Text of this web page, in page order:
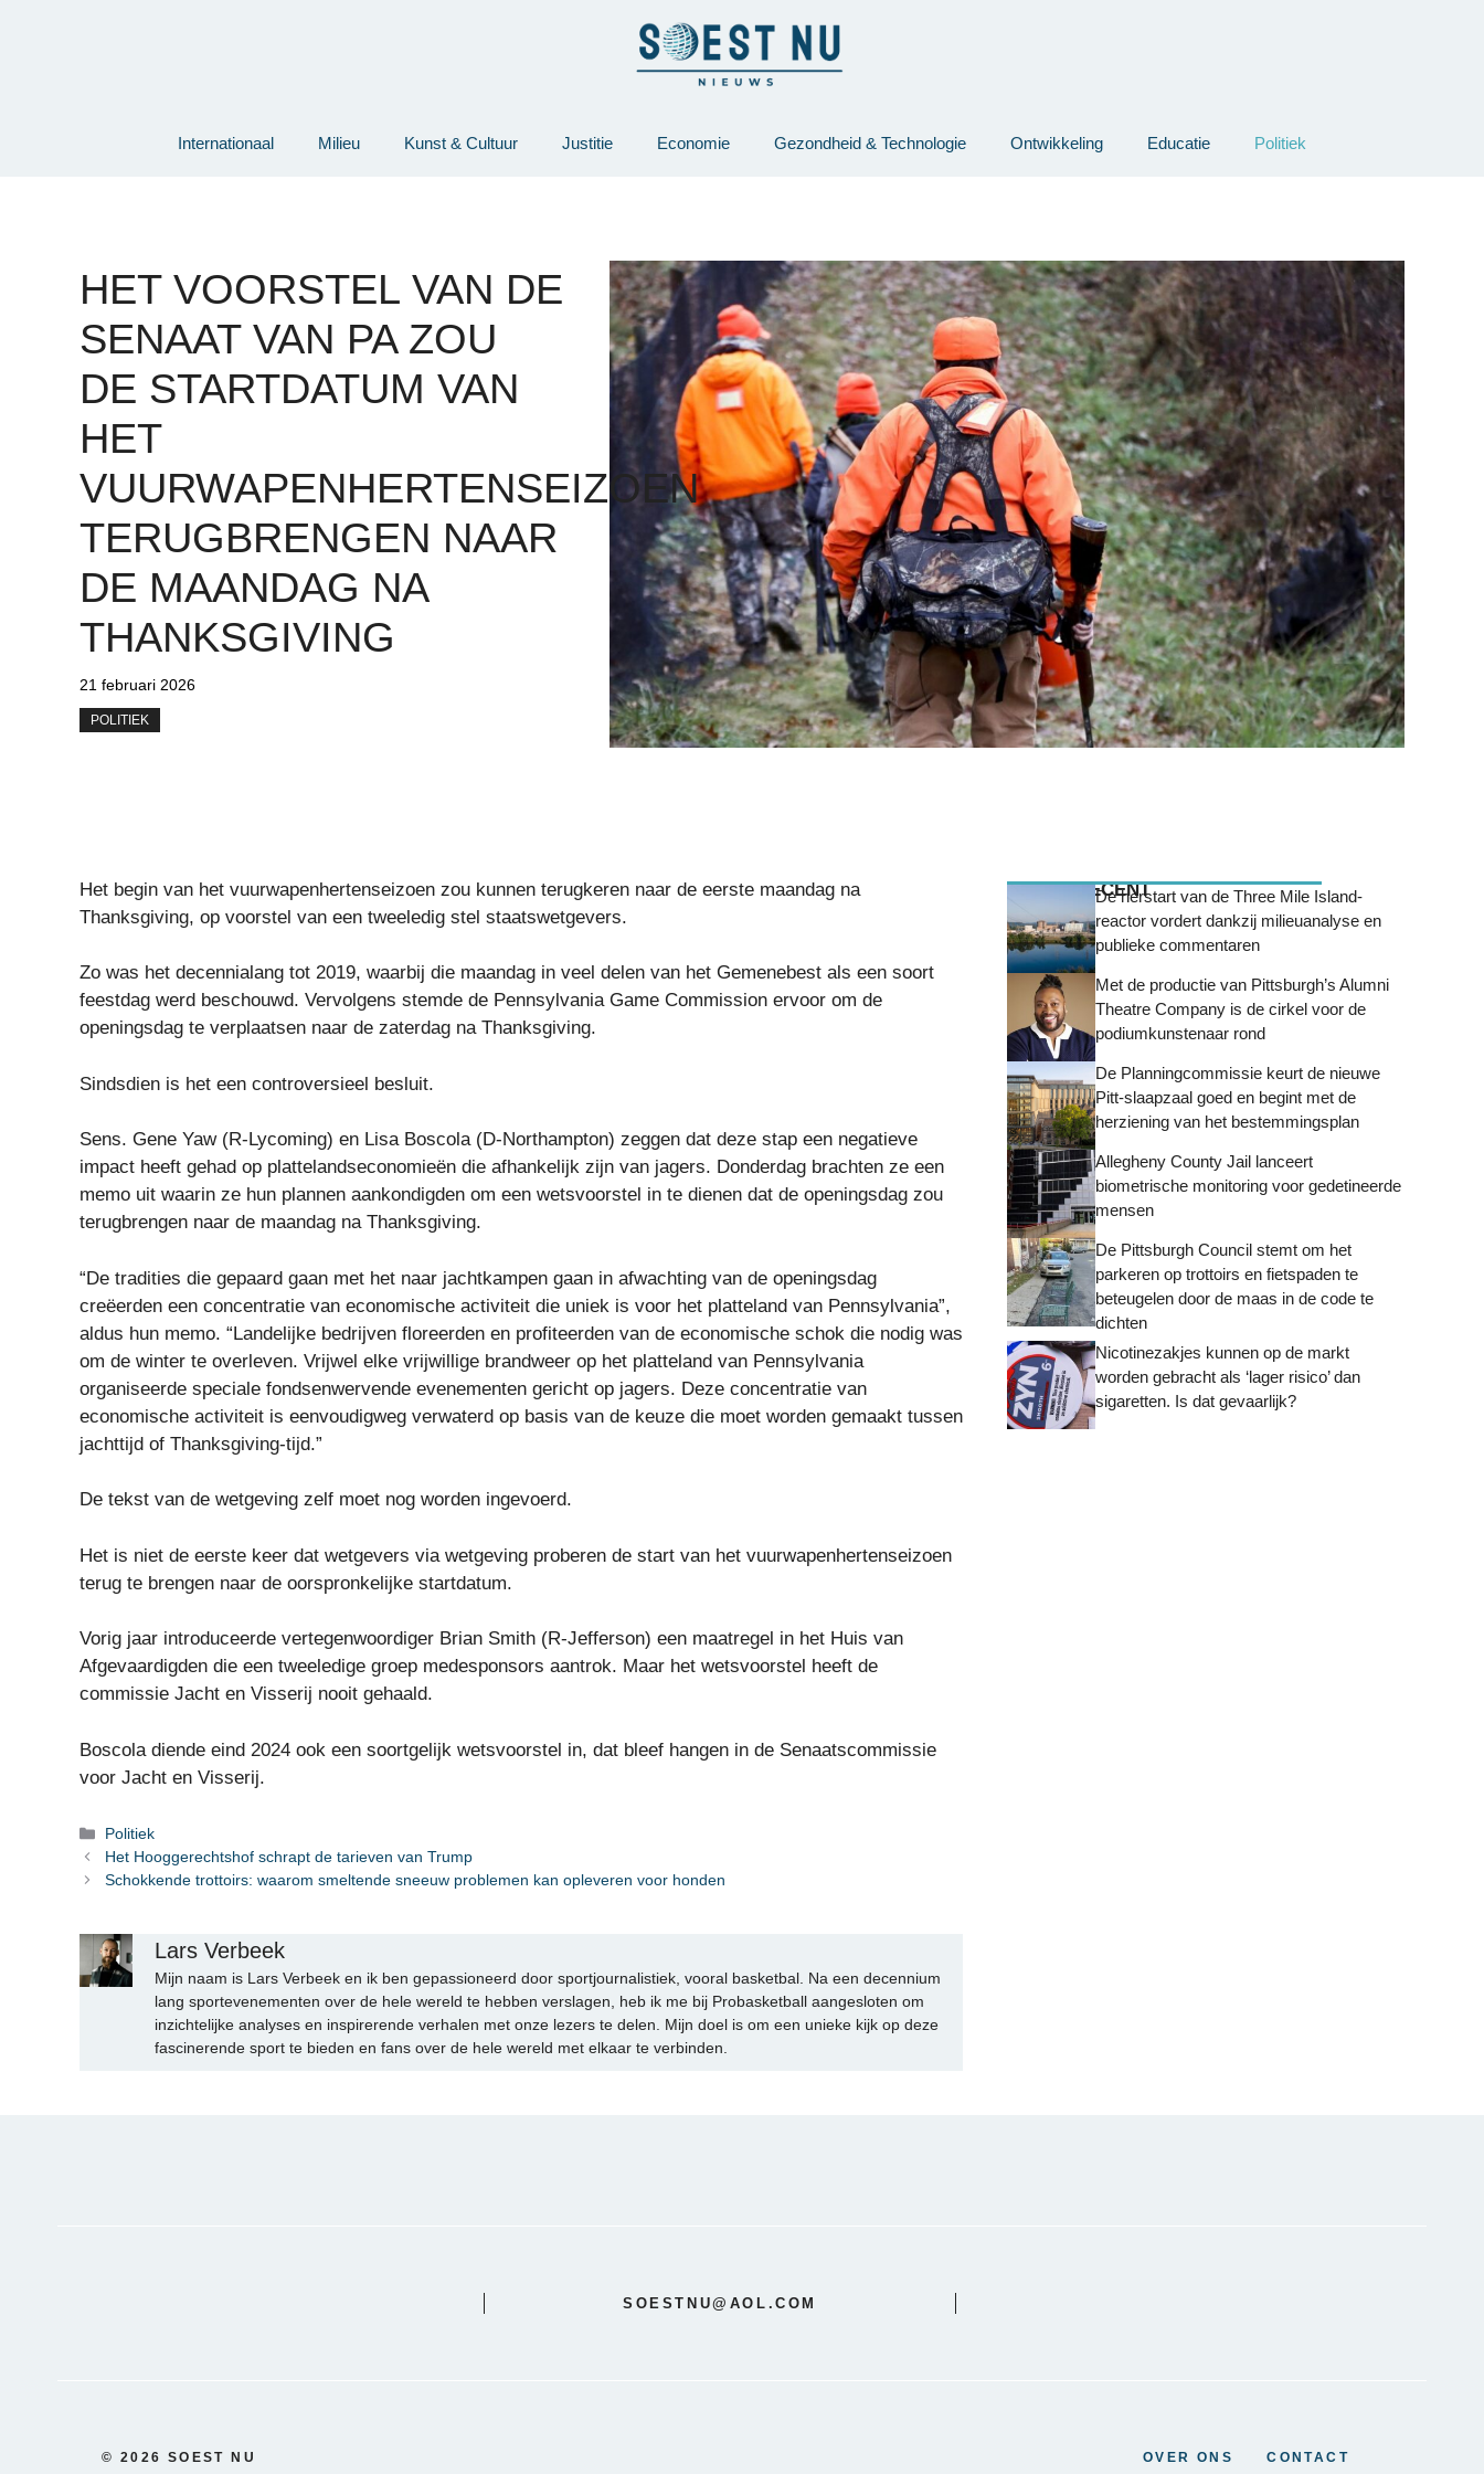
Internationaal Milieu Kunst & Cultuur Justitie Economie Gezondheid & Technologie Ontwikkeling Educatie Politiek
HET VOORSTEL VAN DE
SENAAT VAN PA ZOU
DE STARTDATUM VAN
HET
VUURWAPENHERTENSEIZOEN
TERUGBRENGEN NAAR
DE MAANDAG NA
THANKSGIVING
21 februari 2026
POLITIEK
Het begin van het vuurwapenhertenseizoen zou kunnen terugkeren naar de eerste maandag na
Thanksgiving, op voorstel van een tweeledig stel staatswetgevers.
Zo was het decennialang tot 2019, waarbij die maandag in veel delen van het Gemenebest als een soort
feestdag werd beschouwd. Vervolgens stemde de Pennsylvania Game Commission ervoor om de
openingsdag te verplaatsen naar de zaterdag na Thanksgiving.
Sindsdien is het een controversieel besluit.
Sens. Gene Yaw (R-Lycoming) en Lisa Boscola (D-Northampton) zeggen dat deze stap een negatieve
impact heeft gehad op plattelandseconomieën die afhankelijk zijn van jagers. Donderdag brachten ze een
memo uit waarin ze hun plannen aankondigden om een ​​wetsvoorstel in te dienen dat de openingsdag zou
terugbrengen naar de maandag na Thanksgiving.
“De tradities die gepaard gaan met het naar jachtkampen gaan in afwachting van de openingsdag
creëerden een concentratie van economische activiteit die uniek is voor het platteland van Pennsylvania”,
aldus hun memo. “Landelijke bedrijven floreerden en profiteerden van de economische schok die nodig was
om de winter te overleven. Vrijwel elke vrijwillige brandweer op het platteland van Pennsylvania
organiseerde speciale fondsenwervende evenementen gericht op jagers. Deze concentratie van
economische activiteit is eenvoudigweg verwaterd op basis van de keuze die moet worden gemaakt tussen
jachttijd of Thanksgiving-tijd.”
De tekst van de wetgeving zelf moet nog worden ingevoerd.
Het is niet de eerste keer dat wetgevers via wetgeving proberen de start van het vuurwapenhertenseizoen
terug te brengen naar de oorspronkelijke startdatum.
Vorig jaar introduceerde vertegenwoordiger Brian Smith (R-Jefferson) een maatregel in het Huis van
Afgevaardigden die een tweeledige groep medesponsors aantrok. Maar het wetsvoorstel heeft de
commissie Jacht en Visserij nooit gehaald.
Boscola diende eind 2024 ook een soortgelijk wetsvoorstel in, dat bleef hangen in de Senaatscommissie
voor Jacht en Visserij.
Categorieën
Politiek
Het Hooggerechtshof schrapt de tarieven van Trump
Schokkende trottoirs: waarom smeltende sneeuw problemen kan opleveren voor honden
Lars Verbeek
Mijn naam is Lars Verbeek en ik ben gepassioneerd door sportjournalistiek, vooral basketbal. Na een decennium
lang sportevenementen over de hele wereld te hebben verslagen, heb ik me bij Probasketball aangesloten om
inzichtelijke analyses en inspirerende verhalen met onze lezers te delen. Mijn doel is om een unieke kijk op deze
fascinerende sport te bieden en fans over de hele wereld met elkaar te verbinden.
MEEST RECENTDe herstart van de Three Mile Island-
reactor vordert dankzij milieuanalyse en
publieke commentaren
Met de productie van Pittsburgh’s Alumni
Theatre Company is de cirkel voor de
podiumkunstenaar rond
De Planningcommissie keurt de nieuwe
Pitt-slaapzaal goed en begint met de
herziening van het bestemmingsplan
Allegheny County Jail lanceert
biometrische monitoring voor gedetineerde
mensen
De Pittsburgh Council stemt om het
parkeren op trottoirs en fietspaden te
beteugelen door de maas in de code te
dichten
Nicotinezakjes kunnen op de markt
worden gebracht als ‘lager risico’ dan
sigaretten. Is dat gevaarlijk?
SOESTNU@AOL.COM
© 2026 SOEST NU OVER ONS CONTACT